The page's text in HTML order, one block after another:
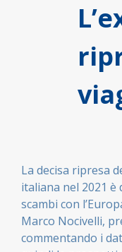
La decisa ripresa
italiana nel 2021
scambi con
Marco Nocivelli,
commentando i